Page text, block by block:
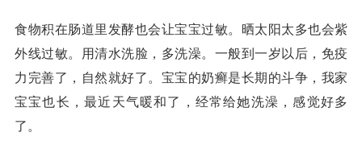
食物积在肠道里发酵也会让宝宝过敏。晒太阳太多也会紫
外线过敏。用清水洗脸，多洗澡。一般到一岁以后，免疫
力完善了，自然就好了。宝宝的奶癣是长期的斗争，我家
宝宝也长，最近天气暖和了，经常给她洗澡，感觉好多
了。